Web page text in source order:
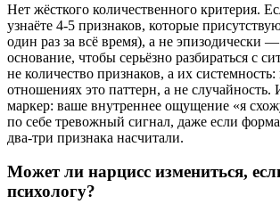
Нет жёсткого количественного критерия.
узнаёте 4-5 признаков, которые
один раз за всё время), а не эпизодически —
основание, чтобы серьёзно разбираться с
не количество признаков, а их
отношениях это паттерн, а не
маркер: ваше внутреннее ощущение «я
по себе тревожный сигнал, даже если
два-три признака насчитали.
Может ли нарцисс измениться,
психологу?